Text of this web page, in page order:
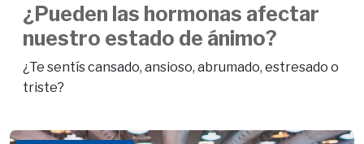
¿Pueden las hormonas afectar
nuestro estado de ánimo?
¿Te sentís cansado, ansioso, abrumado, estresado o
triste?